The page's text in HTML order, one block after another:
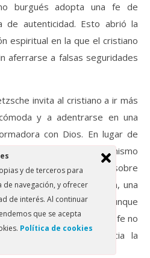
burgués adopta una fe de
de autenticidad. Esto abrió la
espiritual en la que el cristiano
aferrarse a falsas seguridades
invita al cristiano a ir más
y a adentrarse en una
con Dios. En lugar de
superficial, el cristianismo
búsqueda sincera y, sobre
es, para Saint-Cheron, una
como “santos” que, aunque
por una vida en la que la fe no
verdadero impulso hacia la
y de terceros para
de navegación, y ofrecer
de interés. Al continuar
que se acepta
Política de cookies